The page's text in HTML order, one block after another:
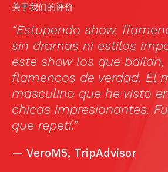
关于我们的评价
“Estupendo show,
sin dramas ni estilos
este show los que bailan,
flamencos de verdad. El
masculino que he visto
chicas impresionantes.
que repetí.”
— VeroM5, TripAdvisor